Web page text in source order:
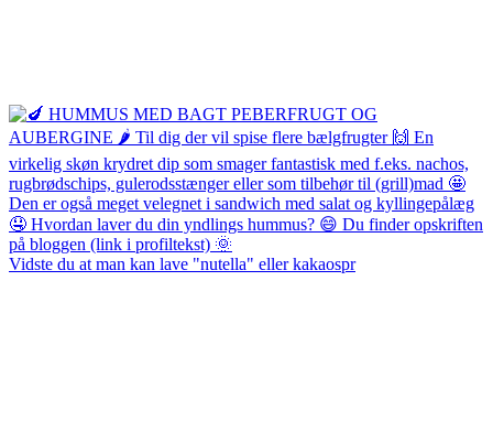
Vidste du at man kan lave "nutella" eller kakaospr